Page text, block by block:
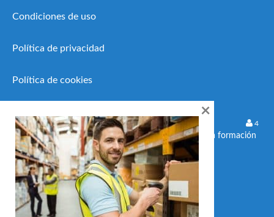
Condiciones de uso
Política de privacidad
Política de cookies
19 Febrero, 2026 4
Microcredenciales europeas: la nueva formación
flexible que impulsa el empleo
×